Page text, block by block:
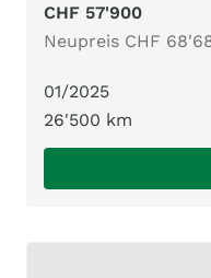
CHF 57'900
Neupreis CHF
01/2025
26'500 km